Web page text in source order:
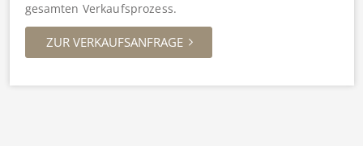
gesamten Verkaufsprozess.
ZUR VERKAUFSANFRAGE